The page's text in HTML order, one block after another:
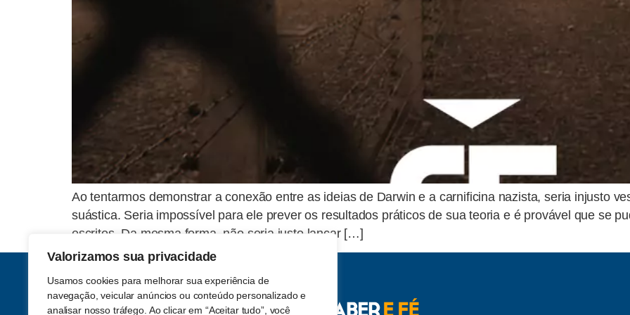
Valorizamos sua privacidade
Usamos cookies para melhorar sua experiência de
navegação, veicular anúncios ou conteúdo personalizado e
analisar nosso tráfego. Ao clicar em “Aceitar tudo”, você
Ao tentarmos demonstrar a conexão entre as ideias de Darwin e a carnificina nazista, seria injusto
suástica. Seria impossível para ele prever os resultados práticos de sua teoria e é provável que se
escritos. Da mesma forma, não seria justo lançar […]